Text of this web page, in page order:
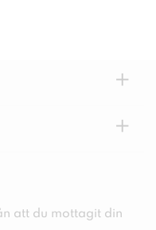
+
+
att du mottagit din